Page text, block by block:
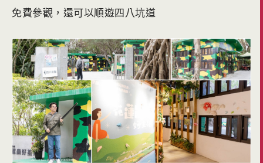
免費參觀，還可以順遊四八坑道